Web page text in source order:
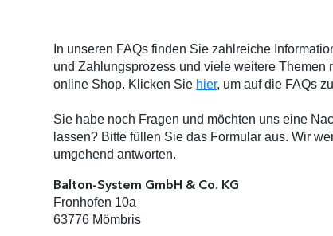
In unseren FAQs finden Sie zahlreiche
und Zahlungsprozess und viele weitere Themen
online Shop. Klicken Sie hier, um auf die FAQs
Sie habe noch Fragen und möchten uns eine
lassen? Bitte füllen Sie das Formular aus. Wir
umgehend antworten.
Balton-System GmbH & Co. KG
Fronhofen 10a
63776 Mömbris